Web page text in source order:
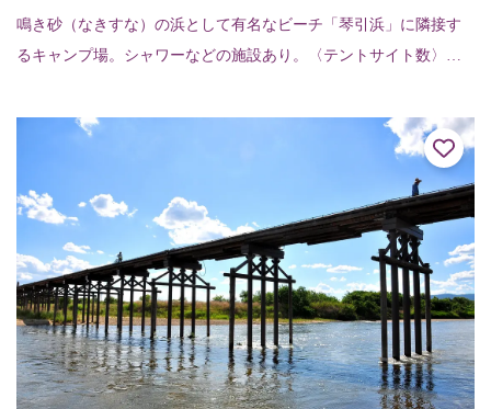
鳴き砂（なきすな）の浜として有名なビーチ「琴引浜」に隣接す
るキャンプ場。シャワーなどの施設あり。〈テントサイト数〉フ